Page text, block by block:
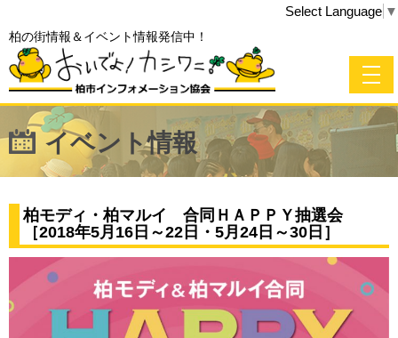
柏の街情報＆イベント情報発信中！
Select Language ▼
イベント情報
柏モディ・柏マルイ 合同ＨＡＰＰＹ抽選会
［2018年5月16日～22日・5月24日～30日］